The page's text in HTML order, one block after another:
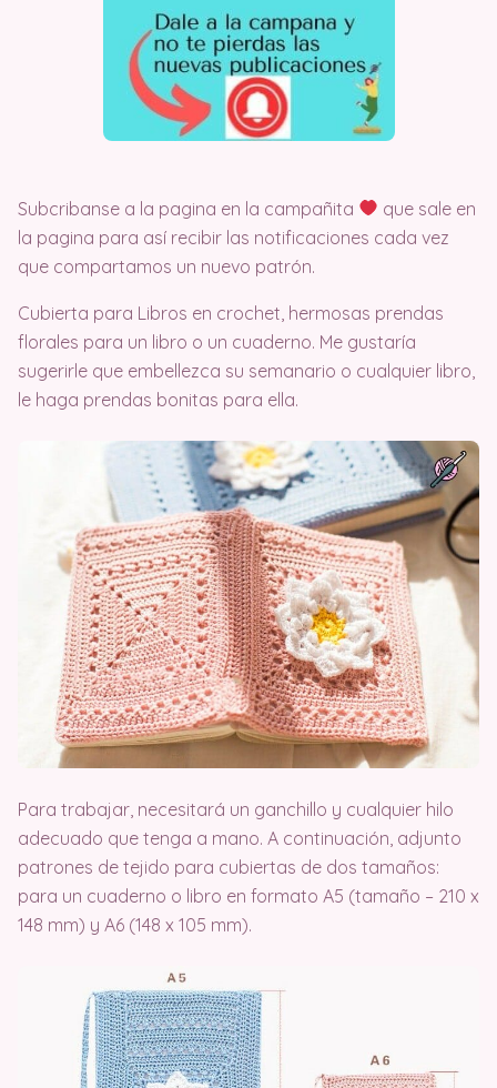
Subcribanse a la pagina en la campañita
que sale en
la pagina para así recibir las notificaciones cada vez
que compartamos un nuevo patrón.
Cubierta para Libros en crochet, hermosas prendas
florales para un libro o un cuaderno. Me gustaría
sugerirle que embellezca su semanario o cualquier libro,
le haga prendas bonitas para ella.
Para trabajar, necesitará un ganchillo y cualquier hilo
adecuado que tenga a mano. A continuación, adjunto
patrones de tejido para cubiertas de dos tamaños:
para un cuaderno o libro en formato A5 (tamaño – 210 x
148 mm) y A6 (148 x 105 mm).